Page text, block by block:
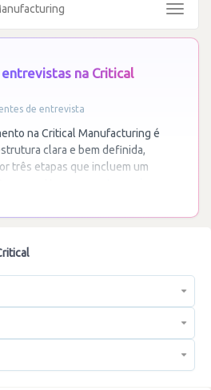
Toggle
na Critical
de entrevista
na Critical Manufacturing é
clara e bem definida,
três etapas que incluem um